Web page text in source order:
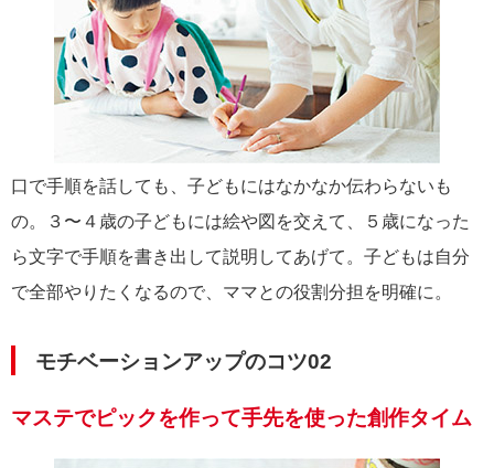
口で手順を話しても、子どもにはなかなか伝わらないも
の。３〜４歳の子どもには絵や図を交えて、５歳になった
ら文字で手順を書き出して説明してあげて。子どもは自分
で全部やりたくなるので、ママとの役割分担を明確に。
モチベーションアップのコツ02
マステでピックを作って手先を使った創作タイム